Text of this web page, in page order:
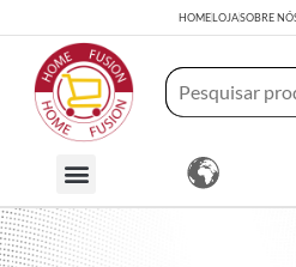
HOMELOJASOBRE